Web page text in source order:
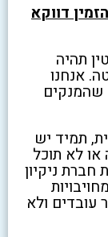
דווקא
תהיה
אנחנו
שהמנקים
תמיד יש
לא תוכל
ניקיון
עובדים ולא